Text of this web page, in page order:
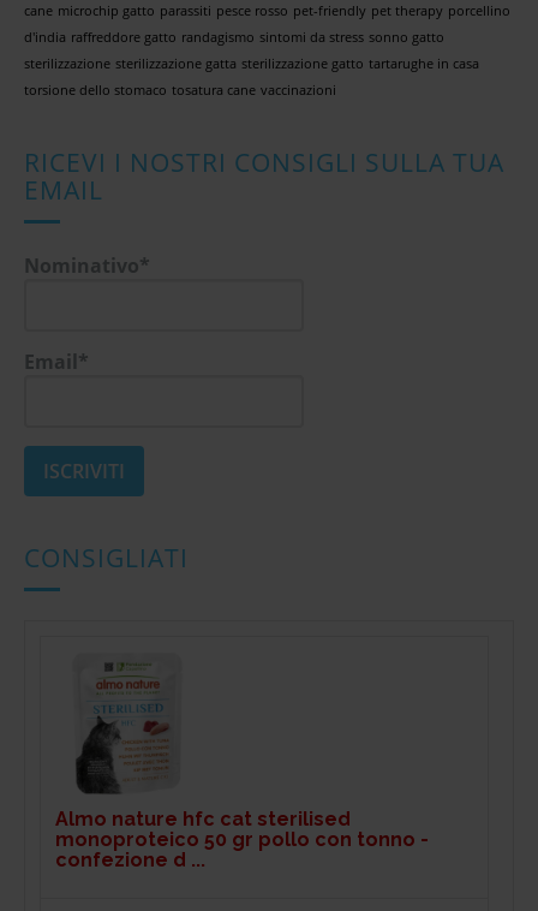
cane microchip gatto parassiti pesce rosso pet-friendly pet therapy porcellino
d'india raffreddore gatto randagismo sintomi da stress sonno gatto
sterilizzazione sterilizzazione gatta sterilizzazione gatto tartarughe in casa
torsione dello stomaco tosatura cane vaccinazioni
RICEVI I NOSTRI CONSIGLI SULLA TUA
EMAIL
Nominativo*
Email*
CONSIGLIATI
Almo nature hfc cat sterilised
monoproteico 50 gr pollo con tonno -
confezione d ...